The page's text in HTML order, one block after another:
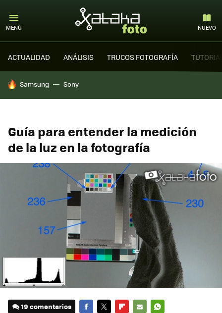
MENÚ NUEVO
ACTUALIDAD ANÁLISIS TRUCOS FOTOGRAFÍA
HOY SE HABLA DE
Samsung Sony
Guía para entender la medición
de la luz en la fotografía
19 comentarios